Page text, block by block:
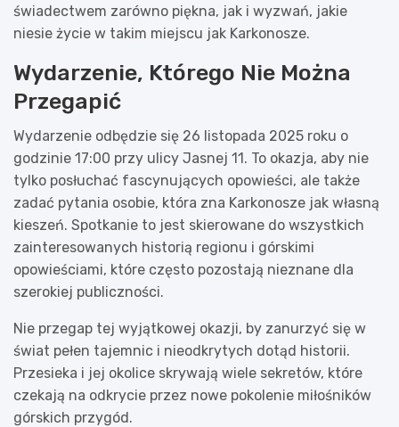
świadectwem zarówno piękna, jak i wyzwań, jakie
niesie życie w takim miejscu jak Karkonosze.
Wydarzenie, Którego Nie Można
Przegapić
Wydarzenie odbędzie się 26 listopada 2025 roku o
godzinie 17:00 przy ulicy Jasnej 11. To okazja, aby nie
tylko posłuchać fascynujących opowieści, ale także
zadać pytania osobie, która zna Karkonosze jak własną
kieszeń. Spotkanie to jest skierowane do wszystkich
zainteresowanych historią regionu i górskimi
opowieściami, które często pozostają nieznane dla
szerokiej publiczności.
Nie przegap tej wyjątkowej okazji, by zanurzyć się w
świat pełen tajemnic i nieodkrytych dotąd historii.
Przesieka i jej okolice skrywają wiele sekretów, które
czekają na odkrycie przez nowe pokolenie miłośników
górskich przygód.